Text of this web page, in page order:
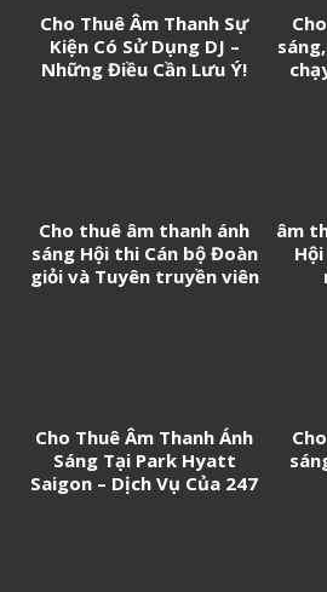
Cho Thuê Âm Thanh Sự
Kiện Có Sử Dụng DJ –
Những Điều Cần Lưu Ý!
Cho thuê âm thanh ánh
sáng Hội thi Cán bộ Đoàn
giỏi và Tuyên truyền viên
âm
Cho Thuê Âm Thanh Ánh
Sáng Tại Park Hyatt
Saigon – Dịch Vụ Của 247